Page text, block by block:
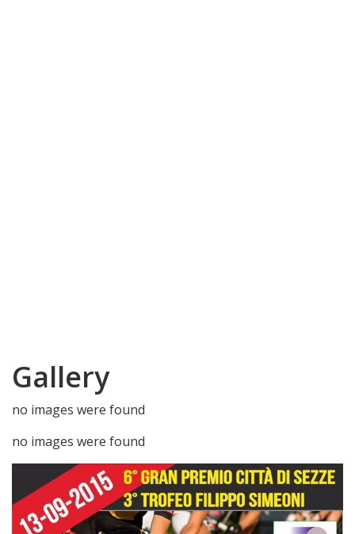
Gallery
no images were found
no images were found